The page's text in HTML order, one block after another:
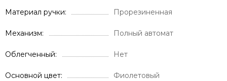
Материал ручки Прорезиненная
Механизм Полный автомат
Облегченный Нет
Основной цвет Фиолетовый